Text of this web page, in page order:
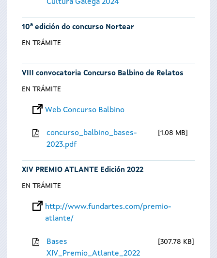
Cultura Galega 2024
10ª edición do concurso Nortear
EN TRÁMITE
VIII convocatoria Concurso Balbino de Relatos
EN TRÁMITE
Web Concurso Balbino
concurso_balbino_bases-
2023.pdf
1.08 MB
XIV PREMIO ATLANTE Edición 2022
EN TRÁMITE
http://www.fundartes.com/premio-
atlante/
Bases
XIV_Premio_Atlante_2022
307.78 KB